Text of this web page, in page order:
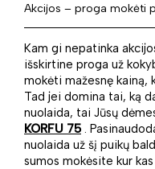
Akcijos – proga mokėti
Kam gi nepatinka
išskirtine proga už
mokėti mažesnę kainą,
Tad jei domina tai, ką
nuolaida, tai Jūsų
KORFU 75 .
nuolaida už šį puikų
sumos mokėsite kur